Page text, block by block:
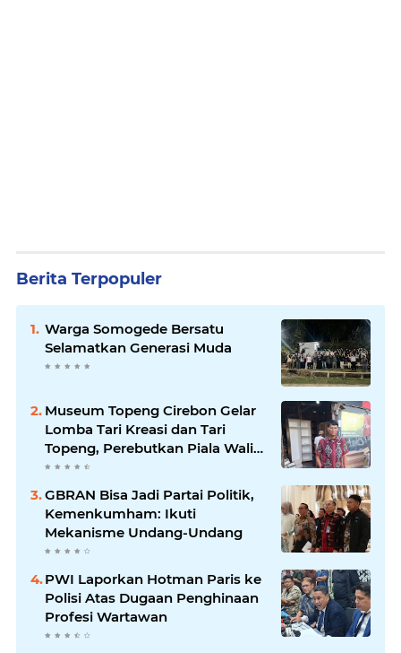
Berita Terpopuler
Warga Somogede Bersatu
Selamatkan Generasi Muda
Museum Topeng Cirebon Gelar
Lomba Tari Kreasi dan Tari
Topeng, Perebutkan Piala Wali
Kota
GBRAN Bisa Jadi Partai Politik,
Kemenkumham: Ikuti
Mekanisme Undang-Undang
PWI Laporkan Hotman Paris ke
Polisi Atas Dugaan Penghinaan
Profesi Wartawan